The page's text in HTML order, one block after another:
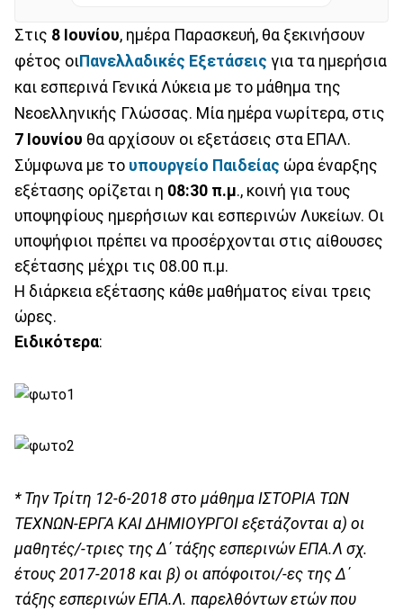
Στις 8 Ιουνίου, ημέρα Παρασκευή, θα ξεκινήσουν
φέτος οιΠανελλαδικές Εξετάσεις για τα ημερήσια
και εσπερινά Γενικά Λύκεια με το μάθημα της
Νεοελληνικής Γλώσσας. Μία ημέρα νωρίτερα, στις
7 Ιουνίου θα αρχίσουν οι εξετάσεις στα ΕΠΑΛ.
Σύμφωνα με το υπουργείο Παιδείας ώρα έναρξης
εξέτασης ορίζεται η 08:30 π.μ., κοινή για τους
υποψηφίους ημερήσιων και εσπερινών Λυκείων. Οι
υποψήφιοι πρέπει να προσέρχονται στις αίθουσες
εξέτασης μέχρι τις 08.00 π.μ.
Η διάρκεια εξέτασης κάθε μαθήματος είναι τρεις
ώρες.
Ειδικότερα:
*Την Τρίτη 12-6-2018 στο μάθημα ΙΣΤΟΡΙΑ ΤΩΝ
ΤΕΧΝΩΝ-ΕΡΓΑ ΚΑΙ ΔΗΜΙΟΥΡΓΟΙ εξετάζονται α) οι
μαθητές/-τριες της Δ΄ τάξης εσπερινών ΕΠΑ.Λ σχ.
έτους 2017-2018 και β) οι απόφοιτοι/-ες της Δ΄
τάξης εσπερινών ΕΠΑ.Λ. παρελθόντων ετών που